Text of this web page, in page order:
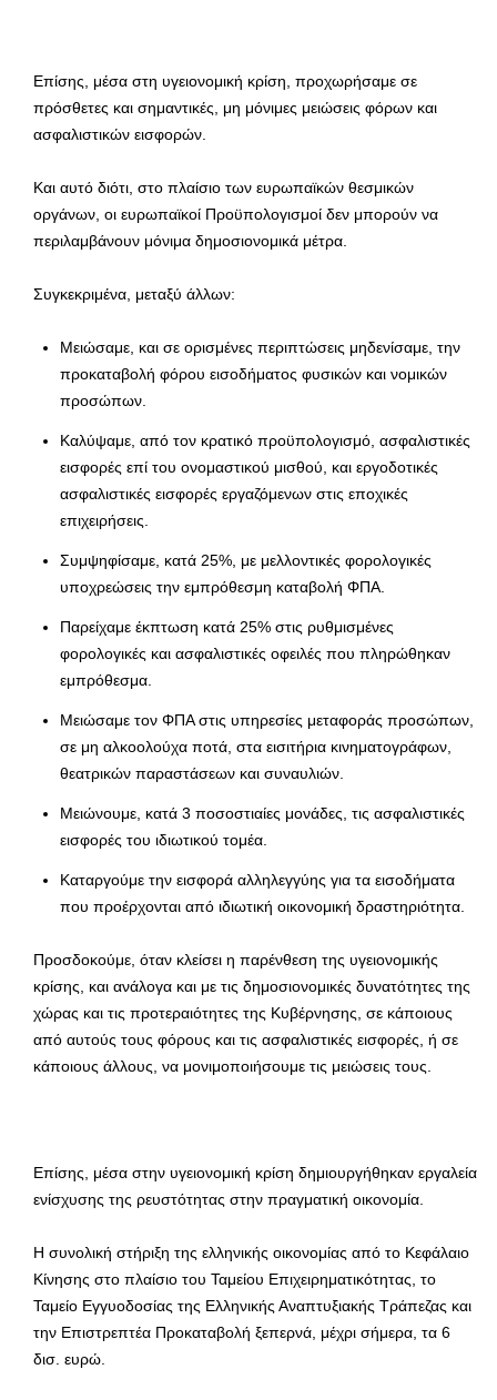
Επίσης, μέσα στη υγειονομική κρίση, προχωρήσαμε σε
πρόσθετες και σημαντικές, μη μόνιμες μειώσεις φόρων και
ασφαλιστικών εισφορών.
Και αυτό διότι, στο πλαίσιο των ευρωπαϊκών θεσμικών
οργάνων, οι ευρωπαϊκοί Προϋπολογισμοί δεν μπορούν να
περιλαμβάνουν μόνιμα δημοσιονομικά μέτρα.
Συγκεκριμένα, μεταξύ άλλων:
Μειώσαμε, και σε ορισμένες περιπτώσεις μηδενίσαμε, την
προκαταβολή φόρου εισοδήματος φυσικών και νομικών
προσώπων.
Καλύψαμε, από τον κρατικό προϋπολογισμό, ασφαλιστικές
εισφορές επί του ονομαστικού μισθού, και εργοδοτικές
ασφαλιστικές εισφορές εργαζόμενων στις εποχικές
επιχειρήσεις.
Συμψηφίσαμε, κατά 25%, με μελλοντικές φορολογικές
υποχρεώσεις την εμπρόθεσμη καταβολή ΦΠΑ.
Παρείχαμε έκπτωση κατά 25% στις ρυθμισμένες
φορολογικές και ασφαλιστικές οφειλές που πληρώθηκαν
εμπρόθεσμα.
Μειώσαμε τον ΦΠΑ στις υπηρεσίες μεταφοράς προσώπων,
σε μη αλκοολούχα ποτά, στα εισιτήρια κινηματογράφων,
θεατρικών παραστάσεων και συναυλιών.
Μειώνουμε, κατά 3 ποσοστιαίες μονάδες, τις ασφαλιστικές
εισφορές του ιδιωτικού τομέα.
Καταργούμε την εισφορά αλληλεγγύης για τα εισοδήματα
που προέρχονται από ιδιωτική οικονομική δραστηριότητα.
Προσδοκούμε, όταν κλείσει η παρένθεση της υγειονομικής
κρίσης, και ανάλογα και με τις δημοσιονομικές δυνατότητες της
χώρας και τις προτεραιότητες της Κυβέρνησης, σε κάποιους
από αυτούς τους φόρους και τις ασφαλιστικές εισφορές, ή σε
κάποιους άλλους, να μονιμοποιήσουμε τις μειώσεις τους.
Επίσης, μέσα στην υγειονομική κρίση δημιουργήθηκαν εργαλεία
ενίσχυσης της ρευστότητας στην πραγματική οικονομία.
Η συνολική στήριξη της ελληνικής οικονομίας από το Κεφάλαιο
Κίνησης στο πλαίσιο του Ταμείου Επιχειρηματικότητας, το
Ταμείο Εγγυοδοσίας της Ελληνικής Αναπτυξιακής Τράπεζας και
την Επιστρεπτέα Προκαταβολή ξεπερνά, μέχρι σήμερα, τα 6
δισ. ευρώ.